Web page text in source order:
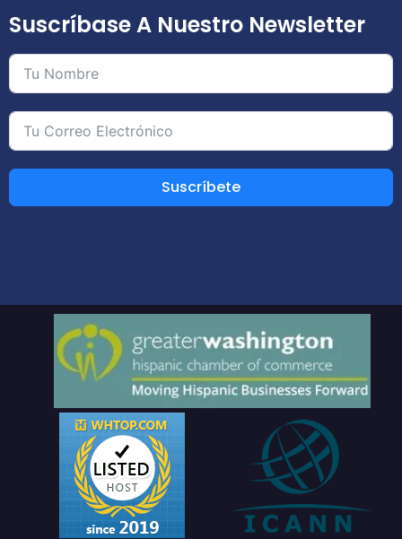
Suscríbase A Nuestro Newsletter
Suscríbete